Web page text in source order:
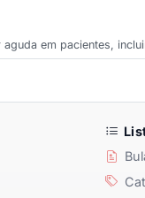
em pacientes,